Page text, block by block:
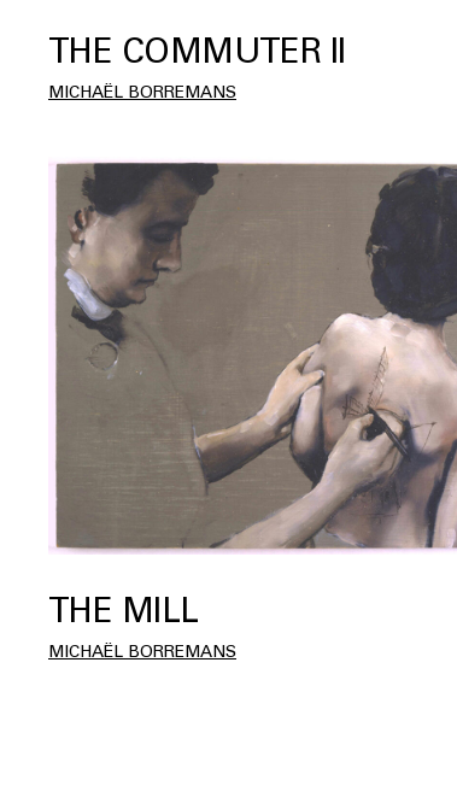
THE COMMUTER II
MICHAËL BORREMANS
THE MILL
MICHAËL BORREMANS